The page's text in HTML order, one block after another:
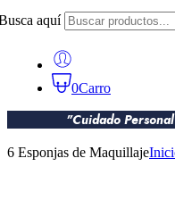
aquí
0Carro
"Cuidado
6 Esponjas de Maquillaje